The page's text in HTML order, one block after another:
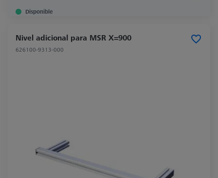
Disponible
Nivel adicional para MSR X=900
626100-9313-000